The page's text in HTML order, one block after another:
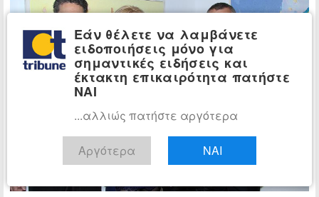
Εάν θέλετε να λαμβάνετε
ειδοποιήσεις μόνο για
σημαντικές ειδήσεις και
έκτακτη επικαιρότητα πατήστε
ΝΑΙ
...αλλιώς πατήστε αργότερα
Αργότερα ΝΑΙ